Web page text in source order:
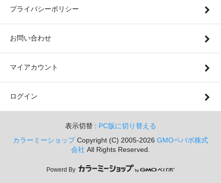
プライバシーポリシー
お問い合わせ
マイアカウント
ログイン
表示切替 : PC版に切り替える
カラーミーショップCopyright (C) 2005-2026 GMOペパボ株式
会社 All Rights Reserved.
Powerd By